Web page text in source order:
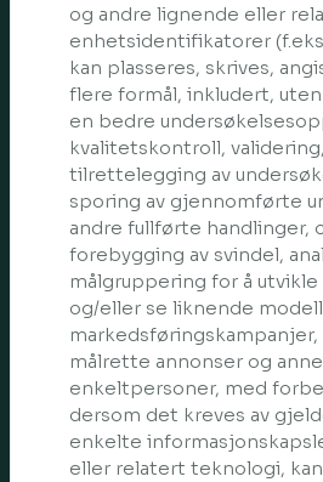
og andre lignende eller
enhetsidentifikatorer
kan plasseres, skrives,
flere formål, inkludert,
en bedre
kvalitetskontroll,
tilrettelegging av
sporing av gjennomførte
andre fullførte handlinger,
forebygging av svindel,
målgruppering for å
og/eller se liknende
målrette annonser og
enkeltpersoner, med
dersom det kreves av
enkelte
eller relatert teknologi,